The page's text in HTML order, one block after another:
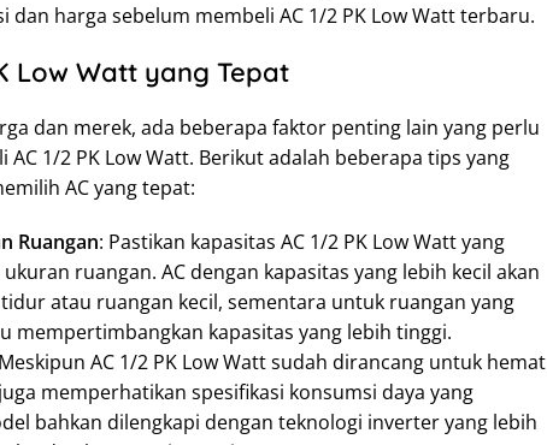
harga sebelum membeli AC 1/2 PK Low Watt terbaru.
Low Watt yang Tepat
dan merek, ada beberapa faktor penting lain yang perlu
1/2 PK Low Watt. Berikut adalah beberapa tips yang
AC yang tepat:
Ruangan: Pastikan kapasitas AC 1/2 PK Low Watt yang
ruangan. AC dengan kapasitas yang lebih kecil akan
atau ruangan kecil, sementara untuk ruangan yang
mempertimbangkan kapasitas yang lebih tinggi.
AC 1/2 PK Low Watt sudah dirancang untuk hemat
memperhatikan spesifikasi konsumsi daya yang
bahkan dilengkapi dengan teknologi inverter yang lebih